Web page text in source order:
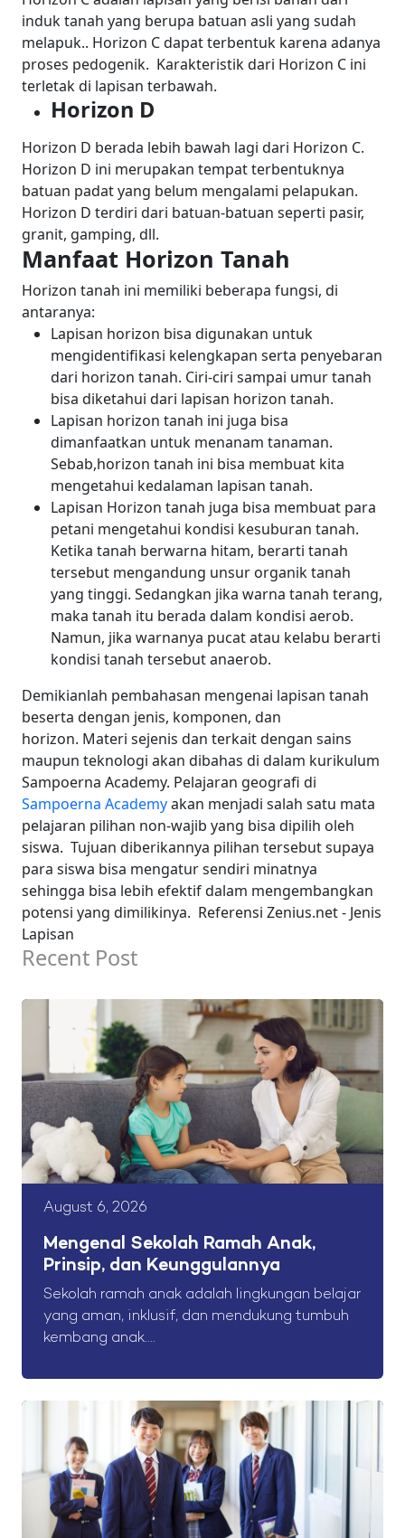
induk tanah yang berupa batuan asli yang sudah
melapuk.. Horizon C dapat terbentuk karena adanya
proses pedogenik. Karakteristik dari Horizon C ini
terletak di lapisan terbawah.
Horizon D
Horizon D berada lebih bawah lagi dari Horizon C.
Horizon D ini merupakan tempat terbentuknya
batuan padat yang belum mengalami pelapukan.
Horizon D terdiri dari batuan-batuan seperti pasir,
granit, gamping, dll.
Manfaat Horizon Tanah
Horizon tanah ini memiliki beberapa fungsi, di
antaranya:
Lapisan horizon bisa digunakan untuk
mengidentifikasi kelengkapan serta penyebaran
dari horizon tanah. Ciri-ciri sampai umur tanah
bisa diketahui dari lapisan horizon tanah.
Lapisan horizon tanah ini juga bisa
dimanfaatkan untuk menanam tanaman.
Sebab,horizon tanah ini bisa membuat kita
mengetahui kedalaman lapisan tanah.
Lapisan Horizon tanah juga bisa membuat para
petani mengetahui kondisi kesuburan tanah.
Ketika tanah berwarna hitam, berarti tanah
tersebut mengandung unsur organik tanah
yang tinggi. Sedangkan jika warna tanah terang,
maka tanah itu berada dalam kondisi aerob.
Namun, jika warnanya pucat atau kelabu berarti
kondisi tanah tersebut anaerob.
Demikianlah pembahasan mengenai lapisan tanah
beserta dengan jenis, komponen, dan
horizon. Materi sejenis dan terkait dengan sains
maupun teknologi akan dibahas di dalam kurikulum
Sampoerna Academy. Pelajaran geografi di
Sampoerna Academyakan menjadi salah satu mata
pelajaran pilihan non-wajib yang bisa dipilih oleh
siswa. Tujuan diberikannya pilihan tersebut supaya
para siswa bisa mengatur sendiri minatnya
sehingga bisa lebih efektif dalam mengembangkan
potensi yang dimilikinya. Referensi Zenius.net - Jenis
Lapisan
Recent Post
August 6, 2026
Mengenal Sekolah Ramah Anak,
Prinsip, dan Keunggulannya
Sekolah ramah anak adalah lingkungan belajar
yang aman, inklusif, dan mendukung tumbuh
kembang anak....